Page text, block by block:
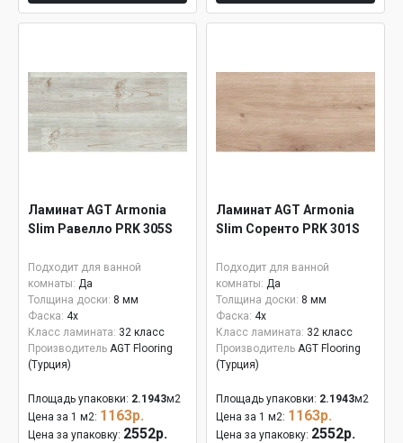
Ламинат AGT Armonia
Slim Равелло PRK 305S
Подходит для ванной
комнаты: Да
Толщина доски: 8 мм
Фаска: 4x
Класс ламината: 32 класс
Производитель AGT Flooring
(Турция)
Площадь упаковки: 2.1943м2
Цена за 1 м2: 1163р.
Цена за упаковку: 2552р.
Ламинат AGT Armonia
Slim Соренто PRK 301S
Подходит для ванной
комнаты: Да
Толщина доски: 8 мм
Фаска: 4x
Класс ламината: 32 класс
Производитель AGT Flooring
(Турция)
Площадь упаковки: 2.1943м2
Цена за 1 м2: 1163р.
Цена за упаковку: 2552р.